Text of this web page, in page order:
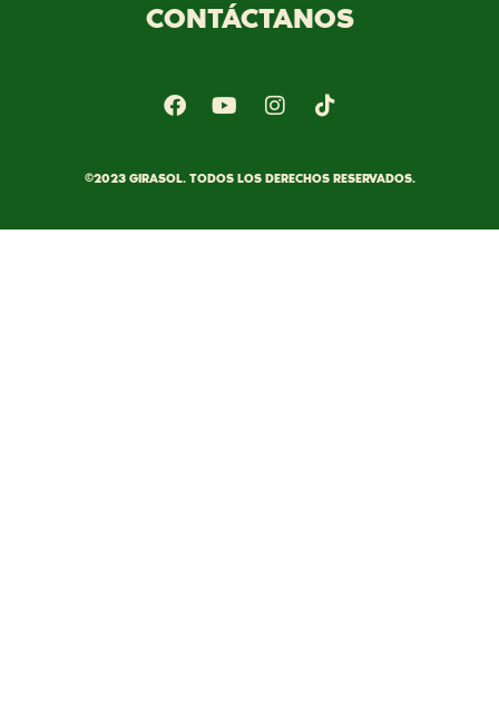
CONTÁCTANOS
©2023 GIRASOL. TODOS LOS DERECHOS RESERVADOS.